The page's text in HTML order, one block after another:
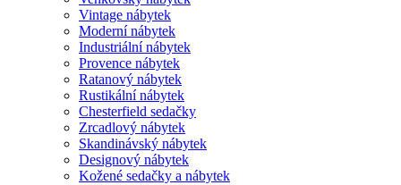
Vintage nábytek
Moderní nábytek
Industriální nábytek
Provence nábytek
Ratanový nábytek
Rustikální nábytek
Chesterfield sedačky
Zrcadlový nábytek
Skandinávský nábytek
Designový nábytek
Kožené sedačky a nábytek